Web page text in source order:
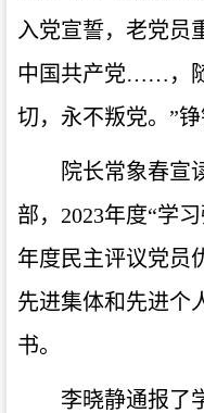
入党宣誓，老党员
中国共产党……，
切，永不叛党。”
院长常象春宣
部，2023年度“学
年度民主评议党员
先进集体和先进个
书。
李晓静通报了